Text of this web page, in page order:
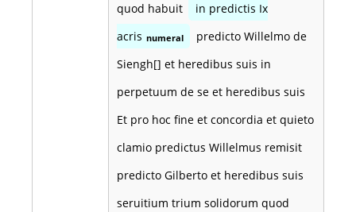
quod habuit
in predictis Ix
acris numeral
predicto Willelmo de
Siengh[] et heredibus suis in
perpetuum de se et heredibus suis
Et pro hoc fine et concordia et quieto
clamio predictus Willelmus remisit
predicto Gilberto et heredibus suis
seruitium trium solidorum quod